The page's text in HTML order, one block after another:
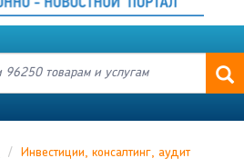
Инвестиции, консалтинг, аудит